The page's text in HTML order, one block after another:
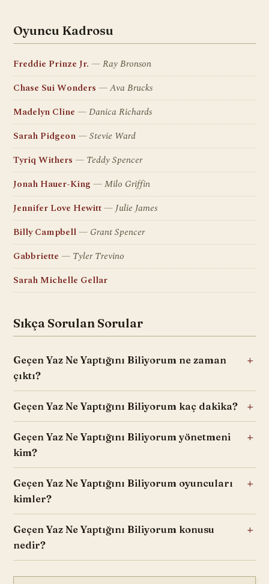
Oyuncu Kadrosu
Freddie Prinze Jr.
Ray Bronson
Chase Sui Wonders
Ava Brucks
Madelyn Cline
Danica Richards
Sarah Pidgeon
Stevie Ward
Tyriq Withers
Teddy Spencer
Jonah Hauer-King
Milo Griffin
Jennifer Love Hewitt
Julie James
Billy Campbell
Grant Spencer
Gabbriette
Tyler Trevino
Sarah Michelle Gellar
Sıkça Sorulan Sorular
Geçen Yaz Ne Yaptığını Biliyorum ne zaman
çıktı?
Geçen Yaz Ne Yaptığını Biliyorum kaç dakika?
Geçen Yaz Ne Yaptığını Biliyorum yönetmeni
kim?
Geçen Yaz Ne Yaptığını Biliyorum oyuncuları
kimler?
Geçen Yaz Ne Yaptığını Biliyorum konusu
nedir?